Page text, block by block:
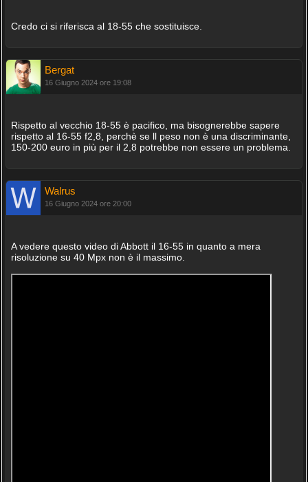
Credo ci si riferisca al 18-55 che sostituisce.
Bergat
16 Giugno 2024 ore 19:08
Rispetto al vecchio 18-55 è pacifico, ma bisognerebbe sapere
rispetto al 16-55 f2,8, perchè se ll peso non è una discriminante,
150-200 euro in più per il 2,8 potrebbe non essere un problema.
Walrus
16 Giugno 2024 ore 20:00
A vedere questo video di Abbott il 16-55 in quanto a mera
risoluzione su 40 Mpx non è il massimo.